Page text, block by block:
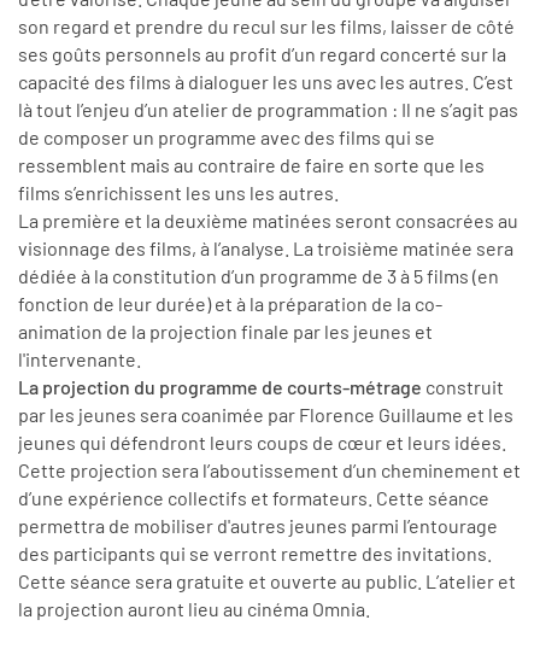
son regard et prendre du recul sur les films, laisser de côté
ses goûts personnels au profit d’un regard concerté sur la
capacité des films à dialoguer les uns avec les autres. C’est
là tout l’enjeu d’un atelier de programmation : Il ne s’agit pas
de composer un programme avec des films qui se
ressemblent mais au contraire de faire en sorte que les
films s’enrichissent les uns les autres.
La première et la deuxième matinées seront consacrées au
visionnage des films, à l’analyse. La troisième matinée sera
dédiée à la constitution d’un programme de 3 à 5 films (en
fonction de leur durée) et à la préparation de la co-
animation de la projection finale par les jeunes et
l'intervenante.
La projection du programme de courts-métrage construit
par les jeunes sera coanimée par Florence Guillaume et les
jeunes qui défendront leurs coups de cœur et leurs idées.
Cette projection sera l’aboutissement d’un cheminement et
d’une expérience collectifs et formateurs. Cette séance
permettra de mobiliser d'autres jeunes parmi l’entourage
des participants qui se verront remettre des invitations.
Cette séance sera gratuite et ouverte au public. L’atelier et
la projection auront lieu au cinéma Omnia.